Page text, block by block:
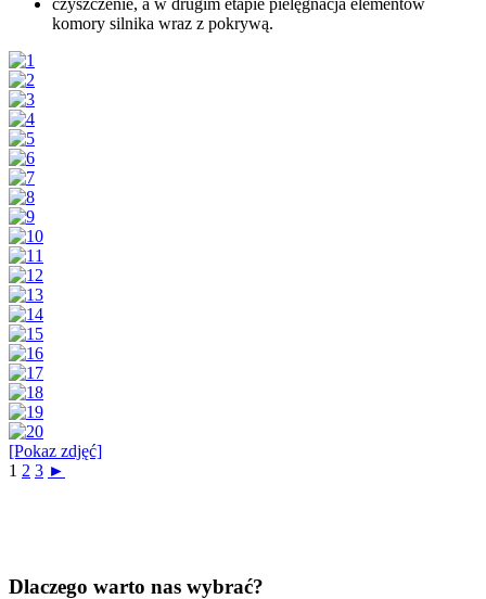
czyszczenie, a w drugim etapie pielęgnacja elementów
komory silnika wraz z pokrywą.
[Pokaz zdjęć]
1 2 3 ►
Dlaczego warto nas wybrać?